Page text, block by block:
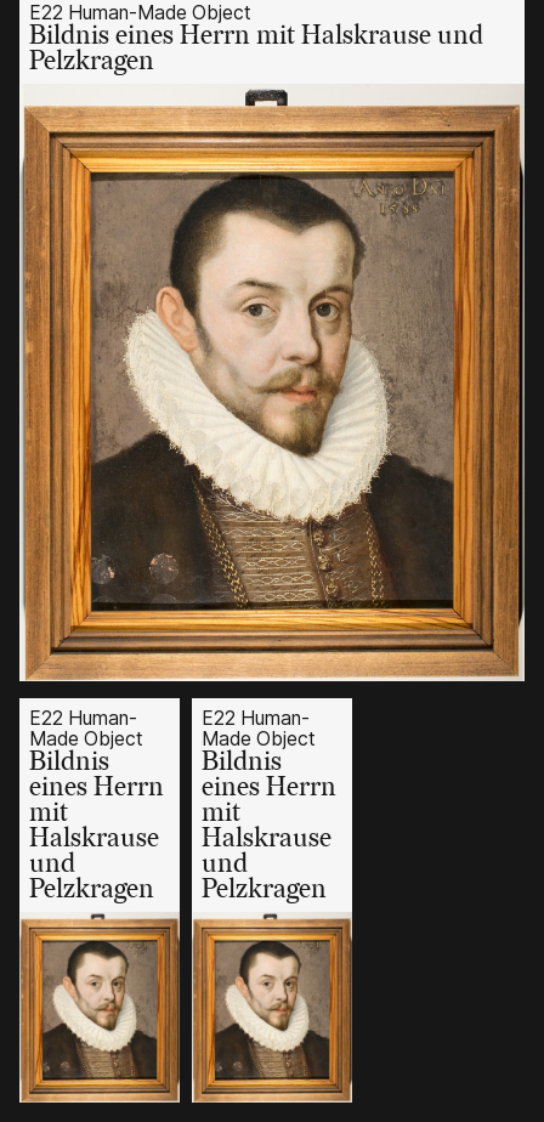
E22 Human-Made Object
Bildnis eines Herrn mit Halskrause und
Pelzkragen
E22 Human-
Made Object
Bildnis
eines Herrn
mit
Halskrause
und
Pelzkragen
E22 Human-
Made Object
Bildnis
eines Herrn
mit
Halskrause
und
Pelzkragen